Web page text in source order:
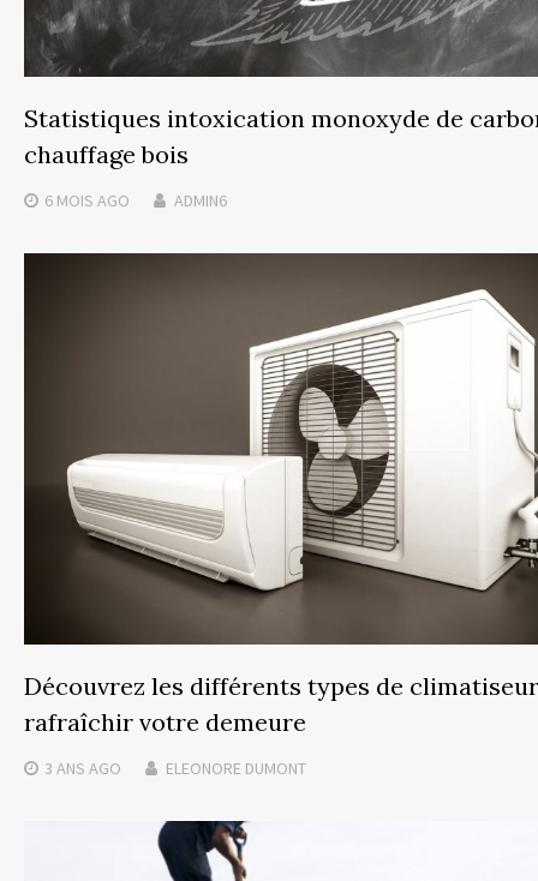
Statistiques intoxication monoxyde de
chauffage bois
6 MOIS AGO ADMIN6
Découvrez les différents types de
rafraîchir votre demeure
3 ANS AGO ELEONORE DUMONT